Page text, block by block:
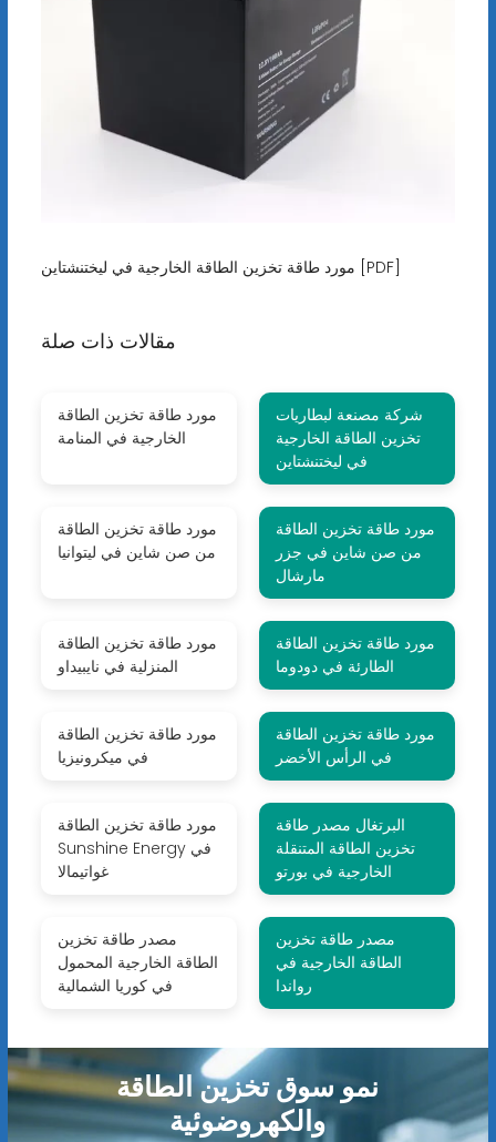
مورد طاقة تخزين الطاقة الخارجية في ليختنشتاين [PDF]
مقالات ذات صلة
مورد طاقة تخزين الطاقة
الخارجية في المنامة
شركة مصنعة لبطاريات
تخزين الطاقة الخارجية
في ليختنشتاين
مورد طاقة تخزين الطاقة
من صن شاين في ليتوانيا
مورد طاقة تخزين الطاقة
من صن شاين في جزر
مارشال
مورد طاقة تخزين الطاقة
المنزلية في نايبيداو
مورد طاقة تخزين الطاقة
الطارئة في دودوما
مورد طاقة تخزين الطاقة
في ميكرونيزيا
مورد طاقة تخزين الطاقة
في الرأس الأخضر
مورد طاقة تخزين الطاقة
Sunshine Energy في
غواتيمالا
البرتغال مصدر طاقة
تخزين الطاقة المتنقلة
الخارجية في بورتو
مصدر طاقة تخزين
الطاقة الخارجية المحمول
في كوريا الشمالية
مصدر طاقة تخزين
الطاقة الخارجية في
رواندا
نمو سوق تخزين الطاقة
والكهروضوئية